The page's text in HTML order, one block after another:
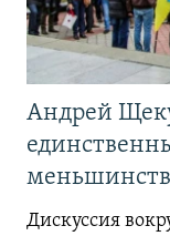
Андрей
Дискуссия